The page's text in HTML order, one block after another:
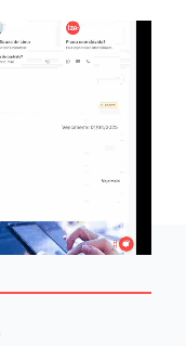
todos os
cliente por
Gerencie as
de cada um
dados a sua